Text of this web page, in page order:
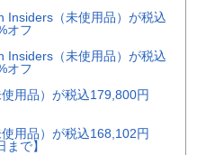
Insiders（未使用品）が税込
オフ
Insiders（未使用品）が税込
オフ
用品）が税込179,800円
用品）が税込168,102円
で】